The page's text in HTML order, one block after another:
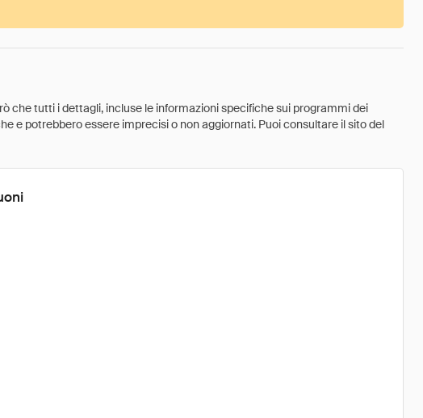
che tutti i dettagli, incluse le informazioni specifiche sui programmi dei
e potrebbero essere imprecisi o non aggiornati. Puoi consultare il sito del